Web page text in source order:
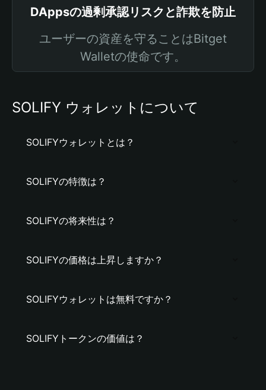
DAppsの過剰承認リスクと詐欺を防止
ユーザーの資産を守ることはBitget
Walletの使命です。
SOLIFY ウォレットについて
SOLIFYウォレットとは？
SOLIFYの特徴は？
SOLIFYの将来性は？
SOLIFYの価格は上昇しますか？
SOLIFYウォレットは無料ですか？
SOLIFYトークンの価値は？